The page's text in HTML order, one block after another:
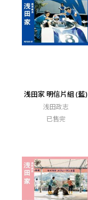
浅田家 明信片組 (藍)
浅田政志
已售完